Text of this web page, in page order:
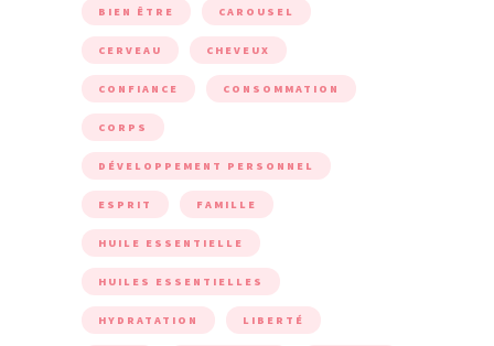
BIEN ÊTRE CAROUSEL
CERVEAU CHEVEUX
CONFIANCE CONSOMMATION
CORPS
DÉVELOPPEMENT PERSONNEL
ESPRIT FAMILLE
HUILE ESSENTIELLE
HUILES ESSENTIELLES
HYDRATATION LIBERTÉ